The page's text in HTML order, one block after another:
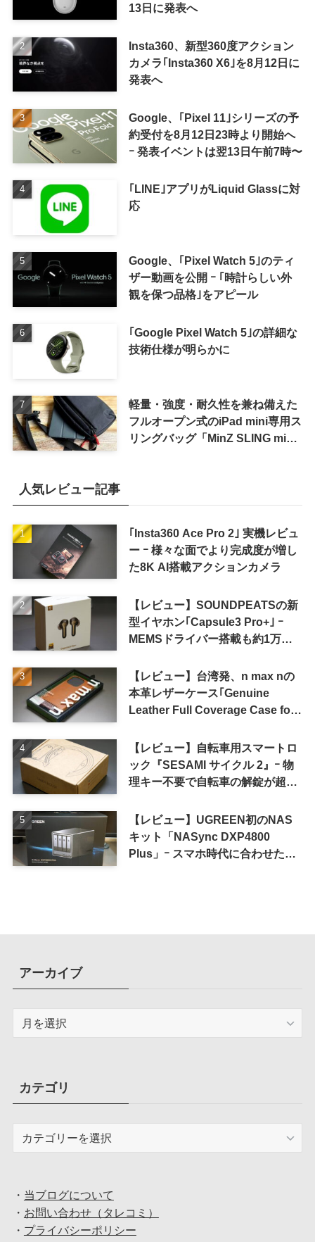
13日に発表へ
Insta360、新型360度アクション
カメラ｢Insta360 X6｣を8月12日に
発表へ
Google、｢Pixel 11｣シリーズの予
約受付を8月12日23時より開始へ
ｰ 発表イベントは翌13日午前7時〜
｢LINE｣アプリがLiquid Glassに対
応
Google、｢Pixel Watch 5｣のティ
ザー動画を公開 ｰ ｢時計らしい外
観を保つ品格｣をアピール
｢Google Pixel Watch 5｣の詳細な
技術仕様が明らかに
軽量・強度・耐久性を兼ね備えた
フルオープン式のiPad mini専用ス
リングバッグ「MinZ SLING mini
人気レビュー記事
｢Insta360 Ace Pro 2｣ 実機レビュ
ー ｰ 様々な面でより完成度が増し
た8K AI搭載アクションカメラ
【レビュー】SOUNDPEATSの新
型イヤホン｢Capsule3 Pro+｣ ｰ
MEMSドライバー搭載も約1万円
【レビュー】台湾発、n max nの
本革レザーケース｢Genuine
Leather Full Coverage Case for
【レビュー】自転車用スマートロ
ック『SESAMI サイクル 2』ｰ 物
理キー不要で自転車の解錠が超簡
【レビュー】UGREEN初のNAS
キット「NASync DXP4800
Plus」ｰ スマホ時代に合わせた設
アーカイブ
ブカテゴリ
・ 当ブログについて
・ お問い合わせ（タレコミ）
・ プライバシーポリシー